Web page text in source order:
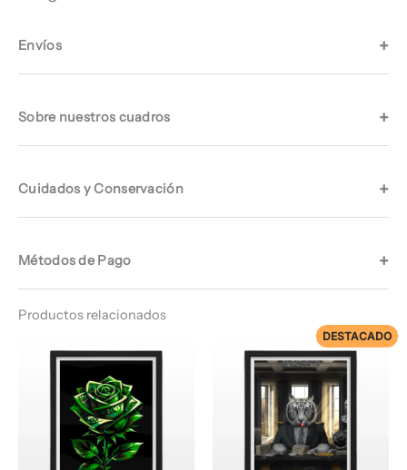
Envíos
Sobre nuestros cuadros
Cuidados y Conservación
Métodos de Pago
Productos relacionados
de
DESTACADO
Rango
de